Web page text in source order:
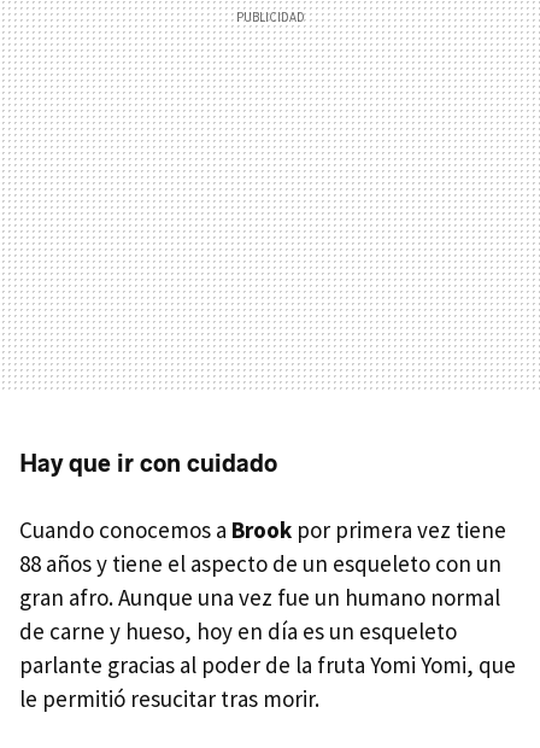
Hay que ir con cuidado
Cuando conocemos a Brook por primera vez tiene
88 años y tiene el aspecto de un esqueleto con un
gran afro. Aunque una vez fue un humano normal
de carne y hueso, hoy en día es un esqueleto
parlante gracias al poder de la fruta Yomi Yomi, que
le permitió resucitar tras morir.